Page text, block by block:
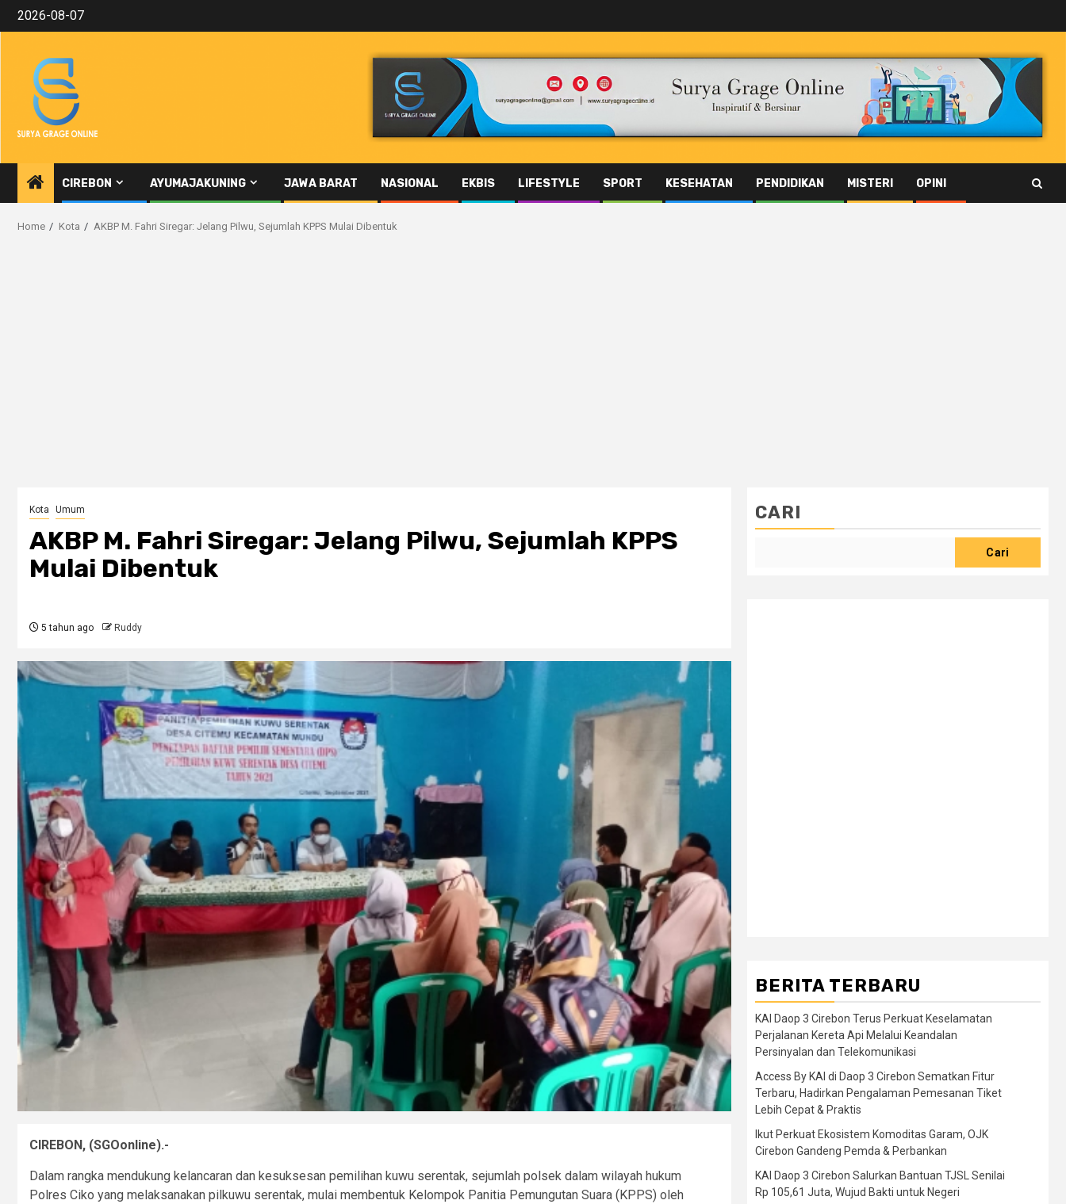
Skip2026-08-07
CIREBON AYUMAJAKUNING JAWA BARAT NASIONAL EKBIS LIFESTYLE SPORT KESEHATAN PENDIDIKAN MISTERI OPINI
Home Kota AKBP M. Fahri Siregar: Jelang Pilwu, Sejumlah KPPS Mulai Dibentuk
Kota Umum
AKBP M. Fahri Siregar: Jelang Pilwu, Sejumlah KPPS
Mulai Dibentuk
5 tahun ago Ruddy
CIREBON, (SGOonline).-
Dalam rangka mendukung kelancaran dan kesuksesan pemilihan kuwu serentak, sejumlah polsek dalam wilayah hukum
Polres Ciko yang melaksanakan pilkuwu serentak, mulai membentuk Kelompok Panitia Pemungutan Suara (KPPS) oleh
CARI
Cari
BERITA TERBARU
KAI Daop 3 Cirebon Terus Perkuat Keselamatan
Perjalanan Kereta Api Melalui Keandalan
Persinyalan dan Telekomunikasi
Access By KAI di Daop 3 Cirebon Sematkan Fitur
Terbaru, Hadirkan Pengalaman Pemesanan Tiket
Lebih Cepat & Praktis
Ikut Perkuat Ekosistem Komoditas Garam, OJK
Cirebon Gandeng Pemda & Perbankan
KAI Daop 3 Cirebon Salurkan Bantuan TJSL Senilai
Rp 105,61 Juta, Wujud Bakti untuk Negeri